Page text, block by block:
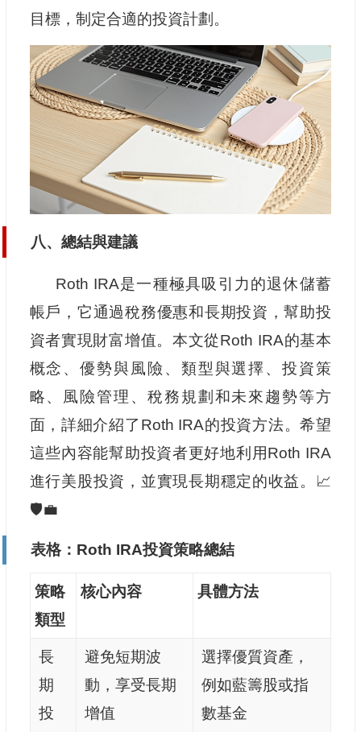
目標，制定合適的投資計劃。
八、總結與建議
Roth IRA是一種極具吸引力的退休儲蓄
帳戶，它通過稅務優惠和長期投資，幫助投
資者實現財富增值。本文從Roth IRA的基本
概念、優勢與風險、類型與選擇、投資策
略、風險管理、稅務規劃和未來趨勢等方
面，詳細介紹了Roth IRA的投資方法。希望
這些內容能幫助投資者更好地利用Roth IRA
進行美股投資，並實現長期穩定的收益。📈
🛡️💼
表格：Roth IRA投資策略總結
策略
類型
核心內容 具體方法
長
期
投
避免短期波
動，享受長期
增值
選擇優質資產，
例如藍籌股或指
數基金